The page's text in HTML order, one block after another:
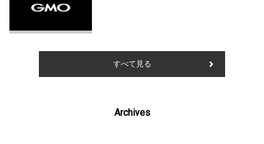
すべて見る
Archives